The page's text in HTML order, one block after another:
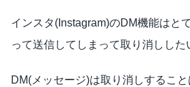
インスタ(Instagram)のDM機能はと
って送信してしまって取り消しした
DM(メッセージ)は取り消しするこ